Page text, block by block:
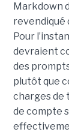
Markdown
revendiqué
Pour
devraient
des
plutôt que
charges de
de compte